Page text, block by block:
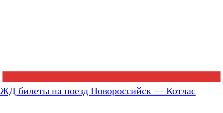
ЖД билеты на поезд Новороссийск — Котлас